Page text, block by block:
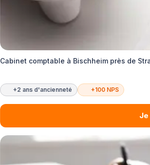
Cabinet comptable à Bischheim près de
+2 ans d'ancienneté +100 NPS